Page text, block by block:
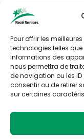
Pour offrir les
technologies telles
informations des
nous permettra de
de navigation ou les ID
consentir ou de retirer
sur certaines
o
o
k
Connexion
Mot de passe